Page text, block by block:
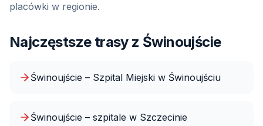
placówki w regionie.
Najczęstsze trasy z Świnoujście
Świnoujście – Szpital Miejski w Świnoujściu
Świnoujście – szpitale w Szczecinie